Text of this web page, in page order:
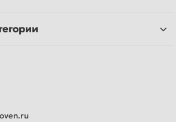
для шлифовки и